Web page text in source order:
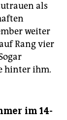
als
weiter
Rang vier
hinter ihm.
im 14-